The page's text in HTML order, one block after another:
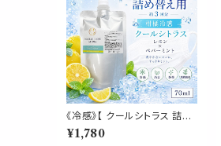
《冷感》【 クールシトラス 詰め
替え用 70ml 】マスク & ピロ
ー アロマ｜レモンコールドプ
¥1,780